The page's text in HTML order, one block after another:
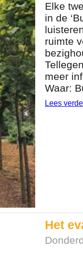
Elke
in de
ruimte
meer
Waar:
Lees
Het